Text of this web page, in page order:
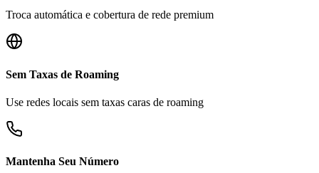
Troca automática e cobertura de rede premium
Sem Taxas de Roaming
Use redes locais sem taxas caras de roaming
Mantenha Seu Número